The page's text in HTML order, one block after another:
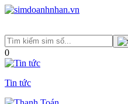
0
Tin tức